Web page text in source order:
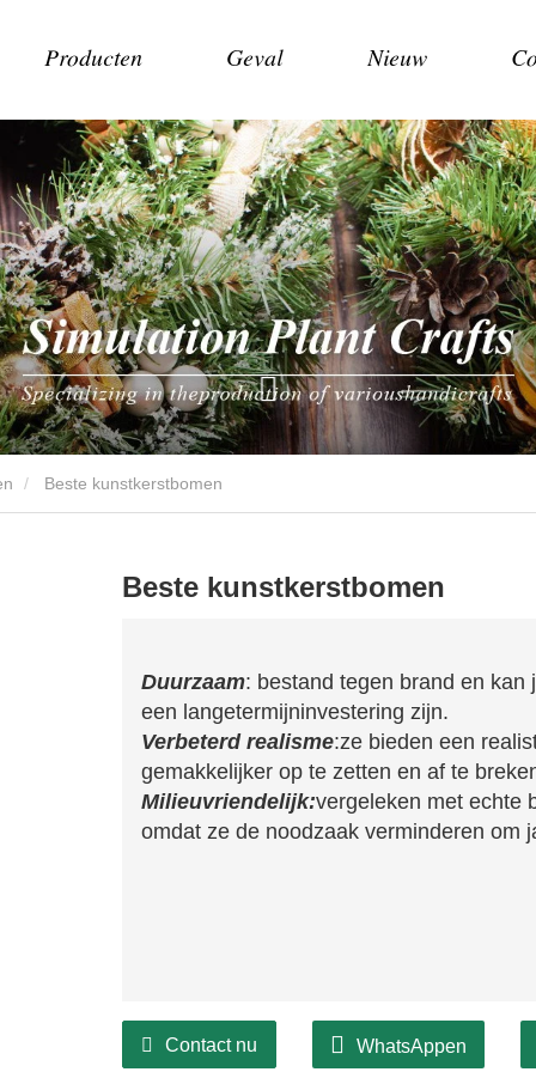
Producten Geval Nieuw
Beste kunstkerstbomen
Beste kunstkerstbomen
Duurzaam: bestand tegen brand en kan
een langetermijninvestering zijn.
Verbeterd realisme:ze ​​bieden een
gemakkelijker op te zetten en af ​​te
Milieuvriendelijk:vergeleken met echte
omdat ze de noodzaak verminderen om
Contact nu WhatsAppen